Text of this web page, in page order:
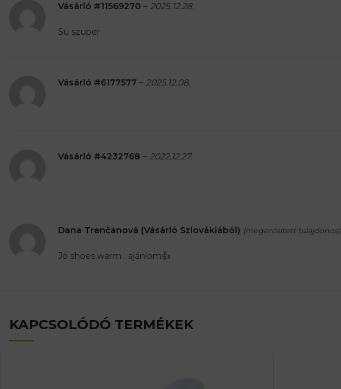
Vásárló #11569270 – 2025.12.28.
Su szuper
Vásárló #6177577 – 2025.12.08.
Vásárló #4232768 – 2022.12.27.
Dana Trenčanová (Vásárló Szlovákiából) (megerősített tulajdonos)
Jó shoes.warm . ajánlom👍
KAPCSOLÓDÓ TERMÉKEK